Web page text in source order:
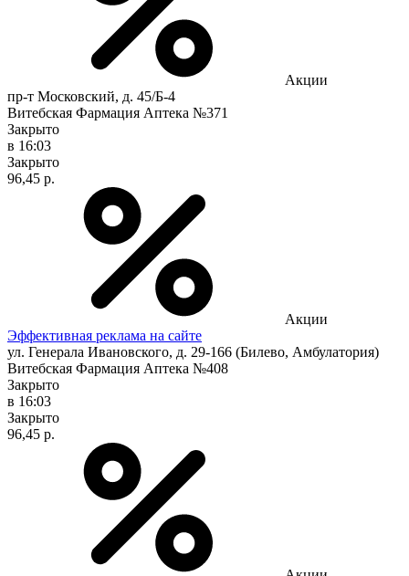
Акции
пр-т Московский, д. 45/Б-4
Витебская Фармация Аптека №371
Закрыто
в 16:03
Закрыто
96,45 р.
Акции
Эффективная реклама на сайте
ул. Генерала Ивановского, д. 29-166 (Билево, Амбулатория)
Витебская Фармация Аптека №408
Закрыто
в 16:03
Закрыто
96,45 р.